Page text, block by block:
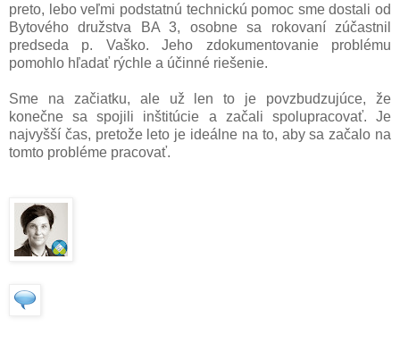
preto, lebo veľmi podstatnú technickú pomoc sme dostali od
Bytového družstva BA 3, osobne sa rokovaní zúčastnil
predseda p. Vaško. Jeho zdokumentovanie problému
pomohlo hľadať rýchle a účinné riešenie.
Sme na začiatku, ale už len to je povzbudzujúce, že
konečne sa spojili inštitúcie a začali spolupracovať. Je
najvyšší čas, pretože leto je ideálne na to, aby sa začalo na
tomto probléme pracovať.